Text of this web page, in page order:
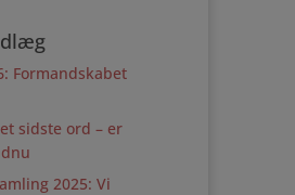
Formandskabet
sidste ord – er
2025: Vi